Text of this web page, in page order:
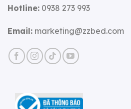
Hotline: 0938 273 993
Email: marketing@zzbed.com